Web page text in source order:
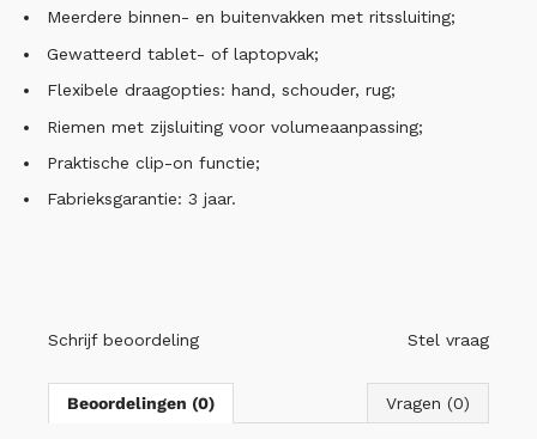
Meerdere binnen- en buitenvakken met ritssluiting;
Gewatteerd tablet- of laptopvak;
Flexibele draagopties: hand, schouder, rug;
Riemen met zijsluiting voor volumeaanpassing;
Praktische clip-on functie;
Fabrieksgarantie: 3 jaar.
Schrijf beoordeling Stel vraag
Beoordelingen (0) Vragen (0)